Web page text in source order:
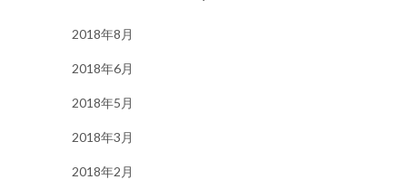
2018年8月
2018年6月
2018年5月
2018年3月
2018年2月